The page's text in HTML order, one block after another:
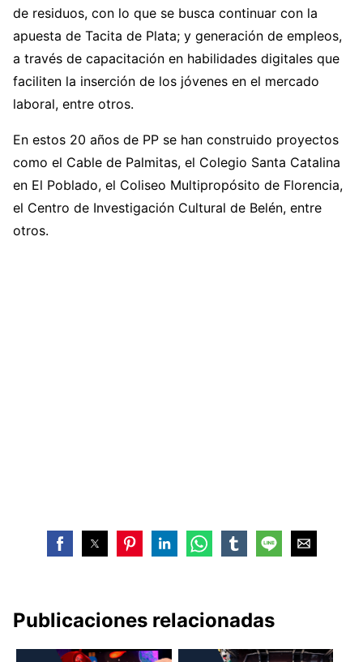
de residuos, con lo que se busca continuar con la
apuesta de Tacita de Plata; y generación de empleos,
a través de capacitación en habilidades digitales que
faciliten la inserción de los jóvenes en el mercado
laboral, entre otros.
En estos 20 años de PP se han construido proyectos
como el Cable de Palmitas, el Colegio Santa Catalina
en El Poblado, el Coliseo Multipropósito de Florencia,
el Centro de Investigación Cultural de Belén, entre
otros.
Publicaciones relacionadas